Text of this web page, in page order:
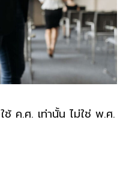
ค.ศ. เท่านั้น ไม่ใช่ พ.ศ.